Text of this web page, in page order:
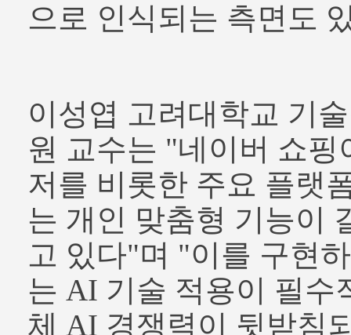
으로 인식되는 측면도
이성엽 고려대학교 기
원 교수는 "네이버 쇼핑
저를 비롯한 주요 플랫
는 개인 맞춤형 기능이
고 있다"며 "이를 구현
는 AI 기술 적용이 필수
체 AI 경쟁력이 뒷받침